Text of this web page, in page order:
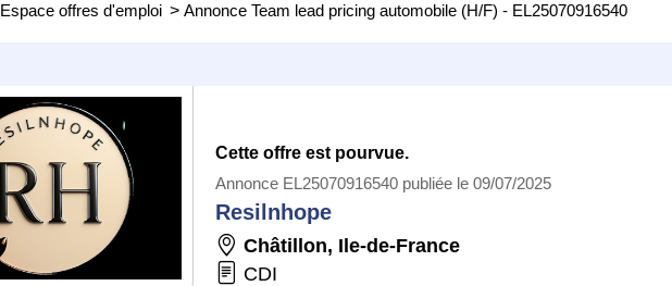
Espace offres d'emploi > Annonce Team lead pricing automobile (H/F) - EL25070916540
Cette offre est pourvue.
Annonce EL25070916540 publiée le 09/07/2025
Resilnhope
Châtillon, Ile-de-France
CDI